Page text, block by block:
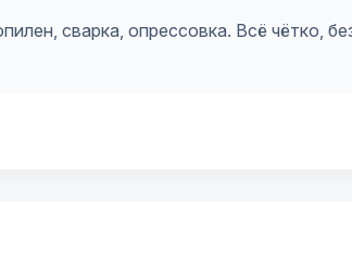
сварка, опрессовка. Всё чётко,